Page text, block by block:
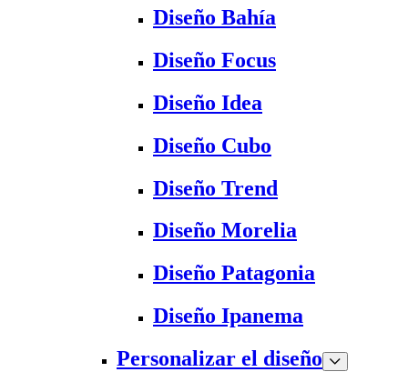
Diseño Bahía
Diseño Focus
Diseño Idea
Diseño Cubo
Diseño Trend
Diseño Morelia
Diseño Patagonia
Diseño Ipanema
Personalizar el diseño